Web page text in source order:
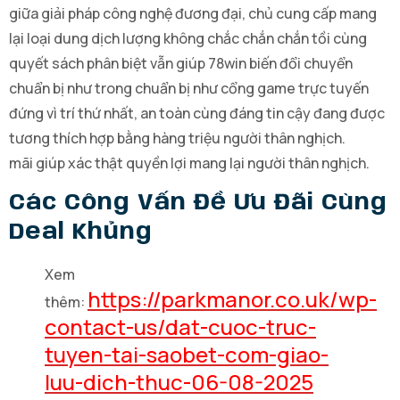
giữa giải pháp công nghệ đương đại, chủ cung cấp mang
lại loại dung dịch lượng không chắc chắn chắn tồi cùng
quyết sách phân biệt vẫn giúp 78win biến đổi chuyển
chuẩn bị như trong chuẩn bị như cổng game trực tuyến
đứng vì trí thứ nhất, an toàn cùng đáng tin cậy đang được
tương thích hợp bằng hàng triệu người thân nghịch.
mãi giúp xác thật quyền lợi mang lại người thân nghịch.
Các Công Vấn Đề Ưu Đãi Cùng
Deal Khủng
Xem
thêm: https://parkmanor.co.uk/wp-
contact-us/dat-cuoc-truc-
tuyen-tai-saobet-com-giao-
luu-dich-thuc-06-08-2025